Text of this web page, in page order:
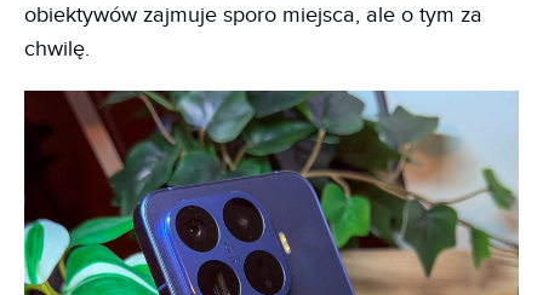
obiektywów zajmuje sporo miejsca, ale o tym za
chwilę.